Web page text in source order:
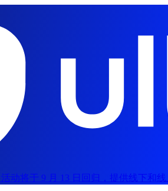
动将于 9 月 13 日回归，提供线下和线